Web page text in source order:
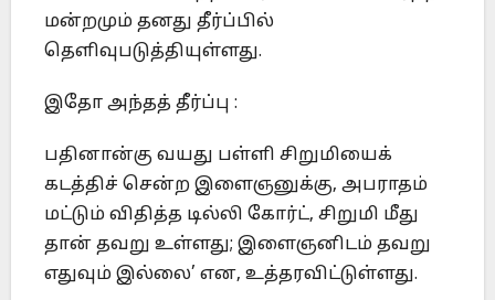
மன்றமும் தனது தீர்ப்பில்
தெளிவுபடுத்தியுள்ளது.
இதோ அந்தத் தீர்ப்பு :
பதினான்கு வயது பள்ளி சிறுமியைக்
கடத்திச் சென்ற இளைஞனுக்கு, அபராதம்
மட்டும் விதித்த டில்லி கோர்ட், சிறுமி மீது
தான் தவறு உள்ளது; இளைஞனிடம் தவறு
எதுவும் இல்லை’ என, உத்தரவிட்டுள்ளது.